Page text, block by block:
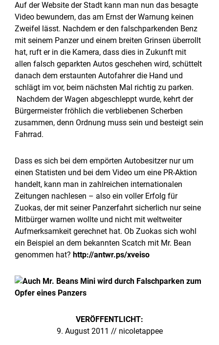
Auf der Website der Stadt kann man nun das besagte
Video bewundern, das am Ernst der Warnung keinen
Zweifel lässt. Nachdem er den falschparkenden Benz
mit seinem Panzer und einem breiten Grinsen überrollt
hat, ruft er in die Kamera, dass dies in Zukunft mit
allen falsch geparkten Autos geschehen wird, schüttelt
danach dem erstaunten Autofahrer die Hand und
schlägt im vor, beim nächsten Mal richtig zu parken.
Nachdem der Wagen abgeschleppt wurde, kehrt der
Bürgermeister fröhlich die verbliebenen Scherben
zusammen, denn Ordnung muss sein und besteigt sein
Fahrrad.
Dass es sich bei dem empörten Autobesitzer nur um
einen Statisten und bei dem Video um eine PR-Aktion
handelt, kann man in zahlreichen internationalen
Zeitungen nachlesen – also ein voller Erfolg für
Zuokas, der mit seiner Panzerfahrt sicherlich nur seine
Mitbürger warnen wollte und nicht mit weltweiter
Aufmerksamkeit gerechnet hat. Ob Zuokas sich wohl
ein Beispiel an dem bekannten Scatch mit Mr. Bean
genommen hat? http://antwr.ps/xveiso
VERÖFFENTLICHT:
9. August 2011 // nicoletappee